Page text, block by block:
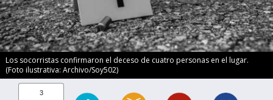
Los socorristas confirmaron el deceso de cuatro personas en el lugar.
(Foto ilustrativa: Archivo/Soy502)
3